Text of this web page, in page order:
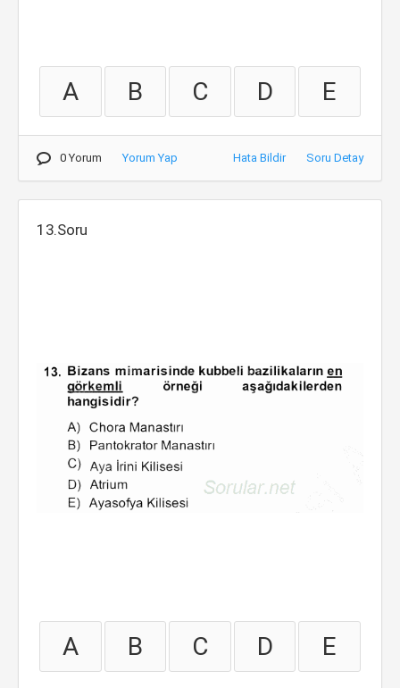
A B C D E
0 Yorum Yorum Yap Hata Bildir Soru Detay
13.Soru
A B C D E